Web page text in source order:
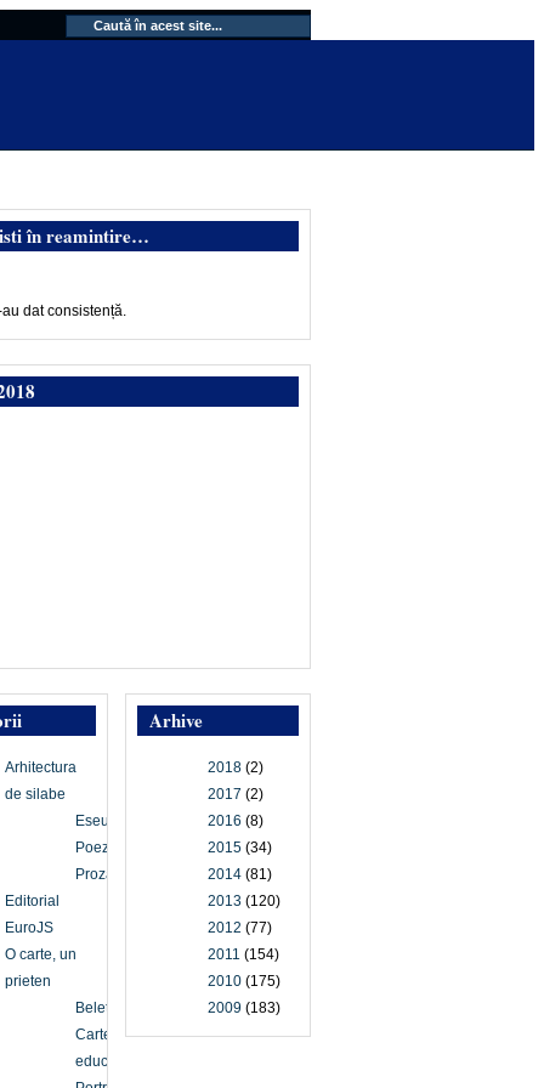
în reamintire…
dat consistență.
Arhive
2018 (2)
2017 (2)
2016 (8)
2015 (34)
2014 (81)
2013 (120)
2012 (77)
2011 (154)
2010 (175)
2009 (183)
Arhitectura
de silabe
Eseu
Poezie
Proză
Editorial
EuroJS
O carte, un
prieten
Beletristică
Carte
educațională